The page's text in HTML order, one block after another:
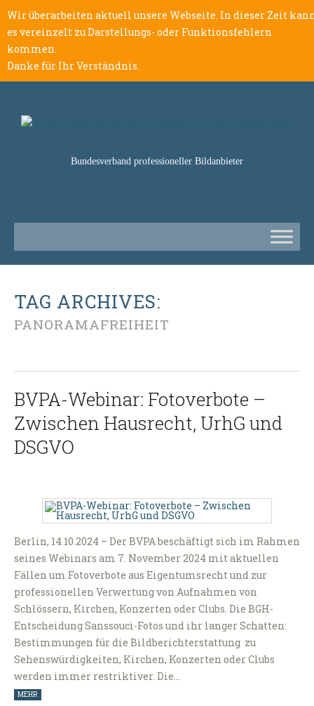
Wir überarbeiten aktuell unsere Webseite. In dieser Zeit
es vereinzelt zu Darstellungs- oder Funktionsfehlern
kommen.
Danke für Ihr Verständnis.
Bundesverband professioneller Bildanbieter
TAG ARCHIVES:
PANORAMAFREIHEIT
BVPA-Webinar: Fotoverbote –
Zwischen Hausrecht, UrhG und
DSGVO
Berlin, 14.10.2024 – Der BVPA beschäftigt sich im Rahmen
seines Webinars am 7. November 2024 mit aktuellen
Fällen um Fotoverbote aus Eigentumsrecht und zur
professionellen Verwertung von Aufnahmen von
Schlössern, Kirchen, Konzerten oder Clubs. Die BGH-
Entscheidung Sanssouci-Fotos und ihr langer Schatten:
Bestimmungen für die Bildberichterstattung zu
Sehenswürdigkeiten, Kirchen, Konzerten oder Clubs
werden immer restriktiver. Die…
MEHR